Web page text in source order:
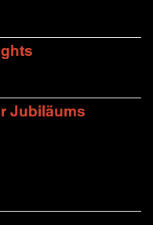
Jubiläums